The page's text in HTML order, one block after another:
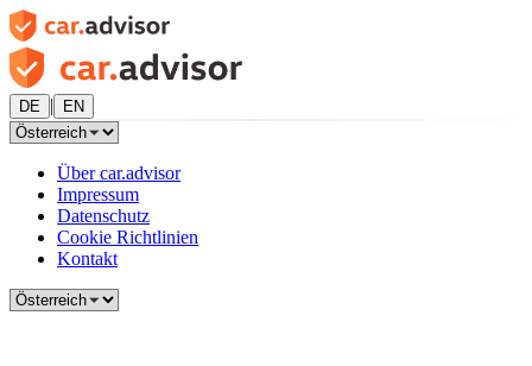
DE | EN
Über car.advisor
Impressum
Datenschutz
Cookie Richtlinien
Kontakt